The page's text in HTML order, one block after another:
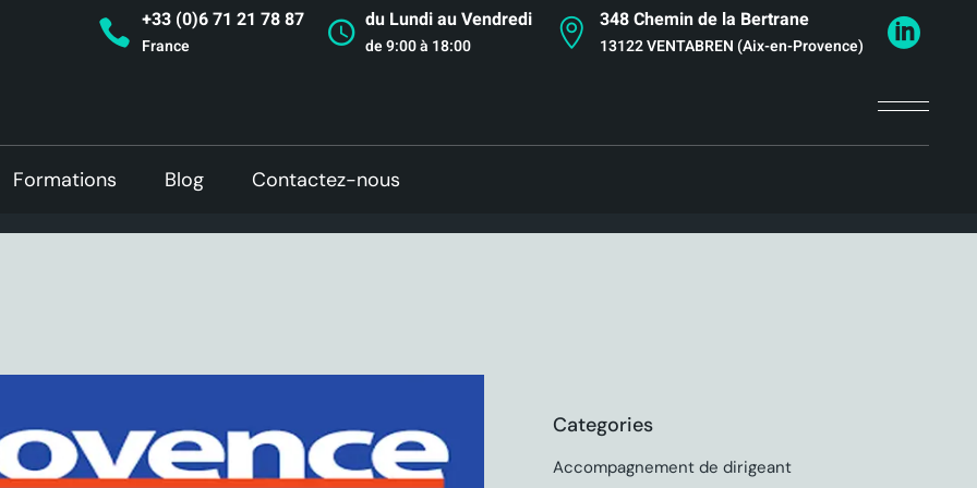
+33 (0)6 71 21 78 87
France
du Lundi au Vendredi
de 9:00 à 18:00
348 Chemin de la Bertrane
13122 VENTABREN (Aix-en-Provence)
Formations Blog Contactez-nous
Categories
Accompagnement de dirigeant